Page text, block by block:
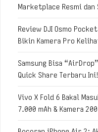
Marketplace Resmi dan
Review DJI Osmo
Bikin Kamera Pro
Samsung Bisa
Quick Share Terbaru Ini!
Vivo X Fold 6 Bakal
7.000 mAh & Kamera